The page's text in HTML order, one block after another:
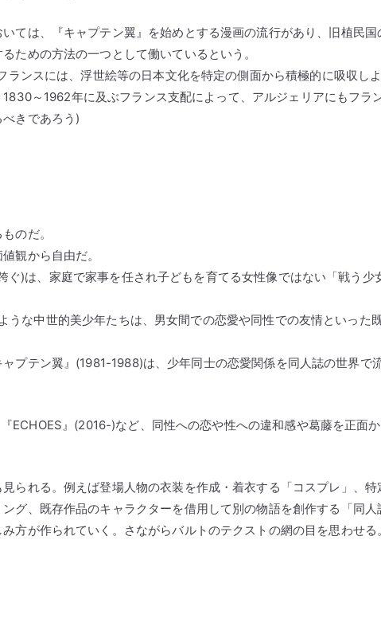
ては、『キャプテン翼』を始めとする漫画の流行があり、旧植民国
ための方法の一つとして働いているという。
ンスには、浮世絵等の日本文化を特定の側面から積極的に吸収し
～1962年に及ぶフランス支配によって、アルジェリアにもフラ
きであろう)
のだ。
観から自由だ。
)は、家庭で家事を任され子どもを育てる女性像ではない「戦う少
な中世的美少年たちは、男女間での恋愛や同性での友情といった
プテン翼』(1981-1988)は、少年同士の恋愛関係を同人誌の世界で
ECHOES』(2016-)など、同性への恋や性への違和感や葛藤を正面
られる。例えば登場人物の衣装を作成・着衣する「コスプレ」、特
グ、既存作品のキャラクターを借用して別の物語を創作する「同人
方が作られていく。さながらバルトのテクストの網の目を思わせる。